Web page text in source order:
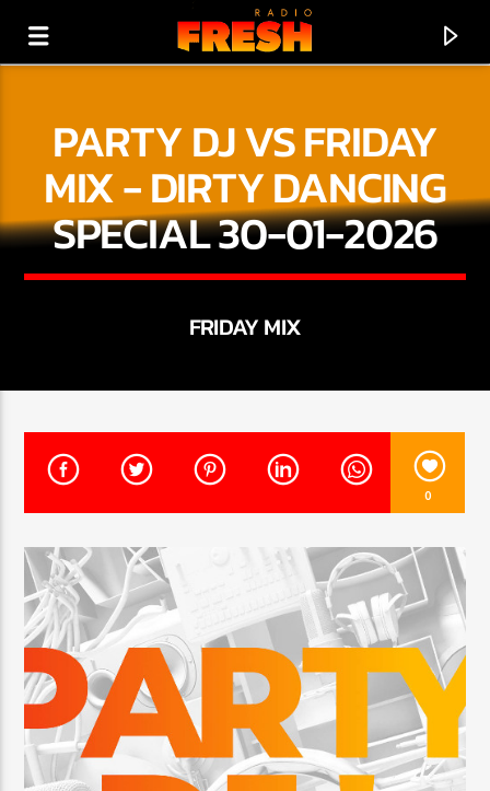
BUD FRESH
!!! FRESH RADIO
AKTUÁLNÍ POŘAD
BON APPETIT
6:00 9:00
64Kbps AAC
PARTY DJ VS FRIDAY
MIX - DIRTY DANCING
SPECIAL 30-01-2026
FRIDAY MIX
0